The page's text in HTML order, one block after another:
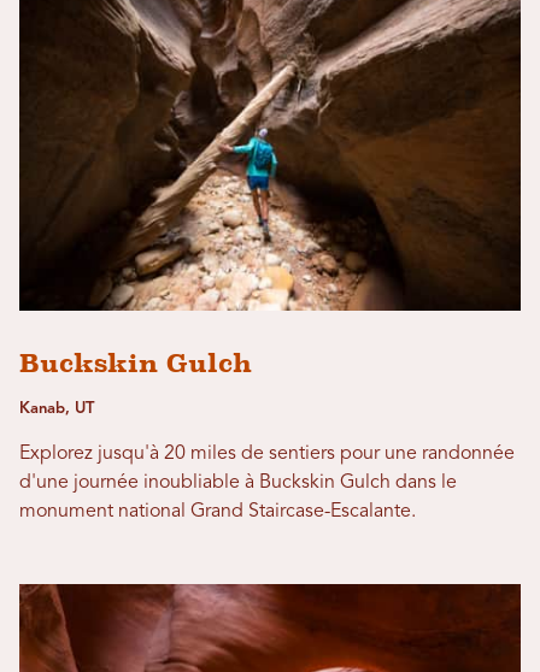
Buckskin Gulch
Kanab, UT
Explorez jusqu'à 20 miles de sentiers pour une randonnée
d'une journée inoubliable à Buckskin Gulch dans le
monument national Grand Staircase-Escalante.